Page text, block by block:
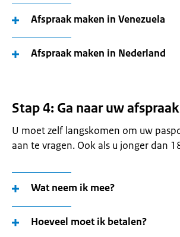
Afspraak maken in Venezuela
Afspraak maken in Nederland
Stap 4: Ga naar uw afspraak
U moet zelf langskomen om uw
aan te vragen. Ook als u jonger dan
Wat neem ik mee?
Hoeveel moet ik betalen?